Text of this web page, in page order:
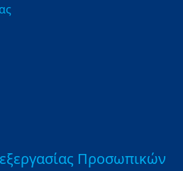
Προσωπικών